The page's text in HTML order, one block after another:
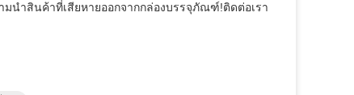
นำสินค้าที่เสียหายออกจากกล่องบรรจุภัณฑ์!ติดต่อเรา